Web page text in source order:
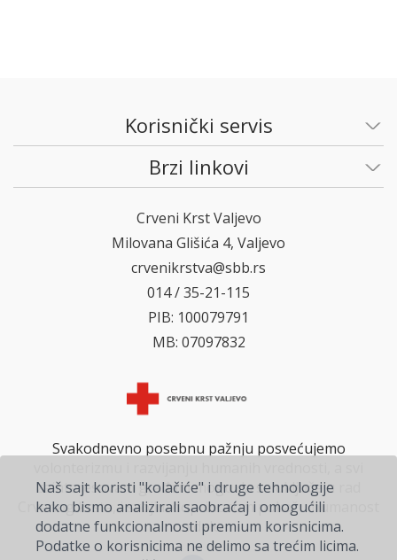
Korisnički servis
Brzi linkovi
Crveni Krst Valjevo
Milovana Glišića 4, Valjevo
crvenikrstva@sbb.rs
014 / 35-21-115
PIB: 100079791
MB: 07097832
Svakodnevno posebnu pažnju posvećujemo
zainteresovani građani mogu da se uključe u rad
Crvenog krsta, i svojim doprinosom pokažu humanost
na delu.
Naš sajt koristi "kolačiće" i druge tehnologije
kako bismo analizirali saobraćaj i omogućili
dodatne funkcionalnosti premium korisnicima.
Podatke o korisnicima ne delimo sa trećim licima.